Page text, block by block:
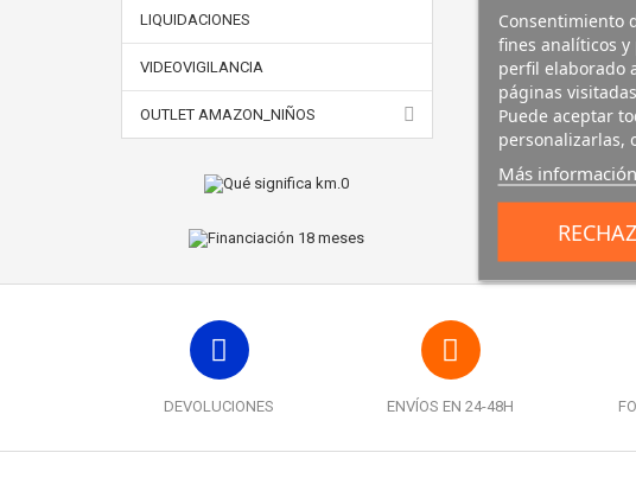
LIQUIDACIONES
VIDEOVIGILANCIA
OUTLET AMAZON_NIÑOS
DEVOLUCIONES ENVÍOS EN 24-48H
Consentimiento
fines analíticos
perfil elaborado
páginas
Puede aceptar
personalizarlas,
Más información